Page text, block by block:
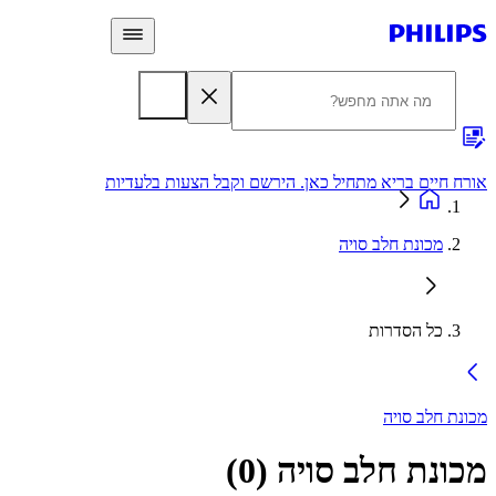
חיים בריא מתחיל כאן. הירשם וקבל הצעות בלעדיות
מכונת חלב סויה
כל הסדרות
חלב סויה
חלב סויה(
0
)